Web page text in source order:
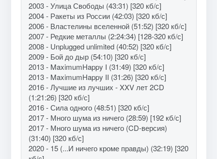
2003 - Улица Свободы (43:31) [320 кб/с]
2004 - Ракеты из России (42:03) [320 кб/с]
2006 - Властелины вселенной (51:52) [320 кб/с]
2007 - Редкие металлы (2:24:34) [128-320 кб/с]
2008 - Unplugged unlimited (40:52) [320 кб/с]
2009 - Бой до дыр (54:10) [320 кб/с]
2013 - MaximumHappy I (31:49) [320 кб/с]
2013 - MaximumHappy II (31:26) [320 кб/с]
2016 - Лучшие из лучших - XXV лет 2CD
(1:21:26) [320 кб/с]
2016 - Сила одного (48:51) [320 кб/с]
2017 - Много шума из ничего (28:59) [192 кб/с]
2017 - Много шума из ничего (CD-версия)
(31:40) [320 кб/с]
2020 - 15 (...И ничего кроме правды) (32:19) [320